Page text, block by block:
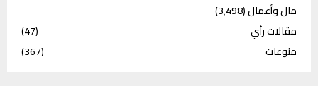
مال وأعمال(3٬498)
مقالات رأي
(47)
منوعات
(367)